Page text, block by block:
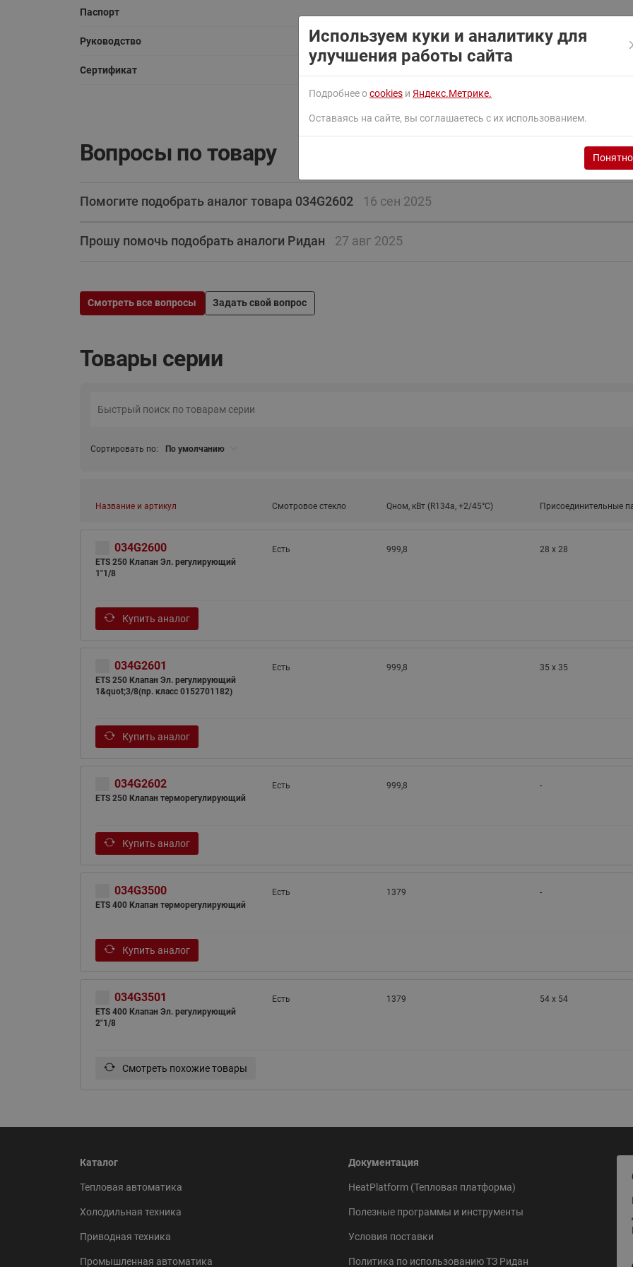
ходовыми клапанами
Узлы теплоснабжения с
AQT(F)-R
Паспорт
Руководство
Сертификат
Вопросы по товару
Помогите подобрать аналог товара 034G2602 16 сен 2025
Прошу помочь подобрать аналоги Ридан 27 авг 2025
Смотреть все вопросы Задать свой вопрос
Товары серии
Сортировать по: По умолчанию
Название и артикул Смотровое стекло Qном, кВт (R134a, +2/45°C) Присоединительные
034G2600
ETS 250 Клапан Эл. регулирующий
1"1/8
Есть 999,8 28 x 28
Купить аналог
034G2601
ETS 250 Клапан Эл. регулирующий
1&quot;3/8(пр. класс 0152701182)
Есть 999,8 35 x 35
Купить аналог
034G2602
ETS 250 Клапан терморегулирующий
Есть 999,8 -
Купить аналог
034G3500
ETS 400 Клапан терморегулирующий
Есть 1379 -
Купить аналог
034G3501
ETS 400 Клапан Эл. регулирующий
2"1/8
Есть 1379 54 x 54
Смотреть похожие товары
Каталог
Тепловая автоматика
Холодильная техника
Приводная техника
Промышленная автоматика
Документация
HeatPlatform (Тепловая платформа)
Полезные программы и инструменты
Условия поставки
Политика по использованию ТЗ Ридан
Используем куки и аналитику для
улучшения работы сайта
Подробнее оcookies и Яндекс.Метрике.
Оставаясь на сайте, вы соглашаетесь с их использованием.
Понятно